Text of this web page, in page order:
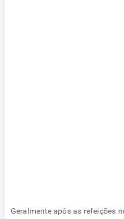
Geralmente após as refeições